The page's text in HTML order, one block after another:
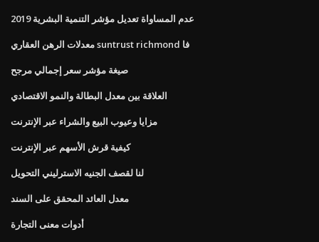
عدم المساواة تعديل مؤشر التنمية البشرية 2019
معدلات الرهن العقاري suntrust richmond فا
صيغة مؤشر سعر إجمالي مرجح
العلاقة بين معدل البطالة والنمو الاقتصادي
مزايا وعيوب البيع والشراء عبر الإنترنت
كيفية قرش الأسهم عبر الإنترنت
لنا لقصف الجنيه الاسترليني التحويل
معدل العائد المحقق على السند
أدوات معنى التجارة